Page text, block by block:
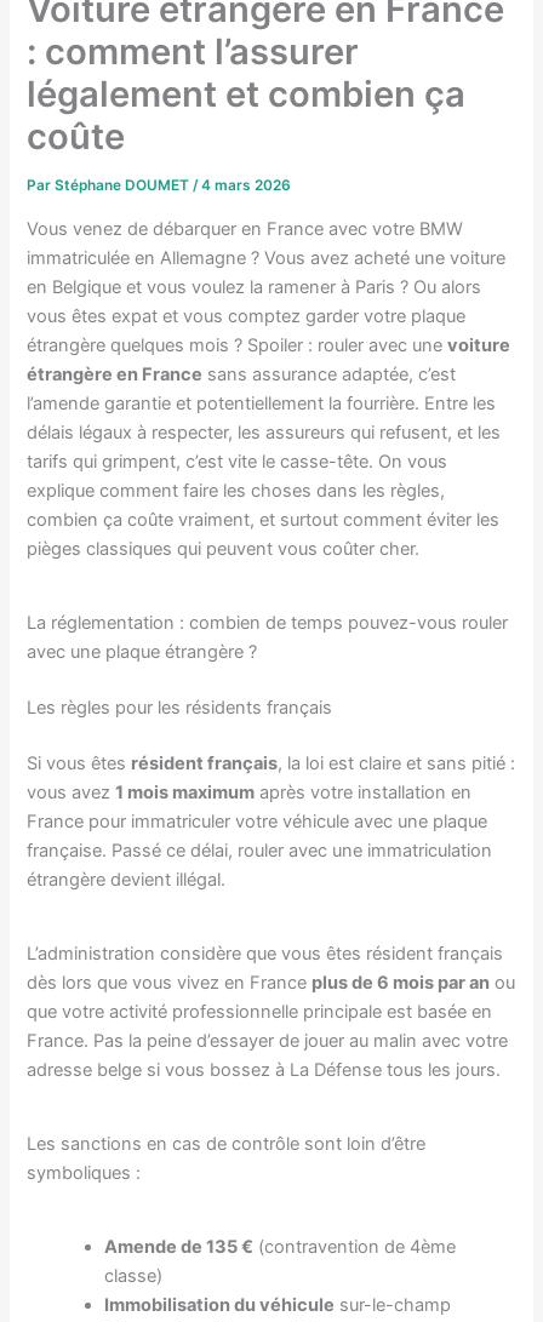
Voiture étrangère en France
: comment l’assurer
légalement et combien ça
coûte
ParStéphane DOUMET/4 mars 2026
Vous venez de débarquer en France avec votre BMW
immatriculée en Allemagne ? Vous avez acheté une voiture
en Belgique et vous voulez la ramener à Paris ? Ou alors
vous êtes expat et vous comptez garder votre plaque
étrangère quelques mois ? Spoiler : rouler avec unevoiture
étrangère en France sans assurance adaptée, c’est
l’amende garantie et potentiellement la fourrière. Entre les
délais légaux à respecter, les assureurs qui refusent, et les
tarifs qui grimpent, c’est vite le casse-tête. On vous
explique comment faire les choses dans les règles,
combien ça coûte vraiment, et surtout comment éviter les
pièges classiques qui peuvent vous coûter cher.
La réglementation : combien de temps pouvez-vous rouler
avec une plaque étrangère ?
Les règles pour les résidents français
Si vous êtes résident français, la loi est claire et sans pitié :
vous avez1 mois maximum après votre installation en
France pour immatriculer votre véhicule avec une plaque
française. Passé ce délai, rouler avec une immatriculation
étrangère devient illégal.
L’administration considère que vous êtes résident français
dès lors que vous vivez en France plus de 6 mois par an ou
que votre activité professionnelle principale est basée en
France. Pas la peine d’essayer de jouer au malin avec votre
adresse belge si vous bossez à La Défense tous les jours.
Les sanctions en cas de contrôle sont loin d’être
symboliques :
Amende de 135 € (contravention de 4ème
classe)
Immobilisation du véhicule sur-le-champ